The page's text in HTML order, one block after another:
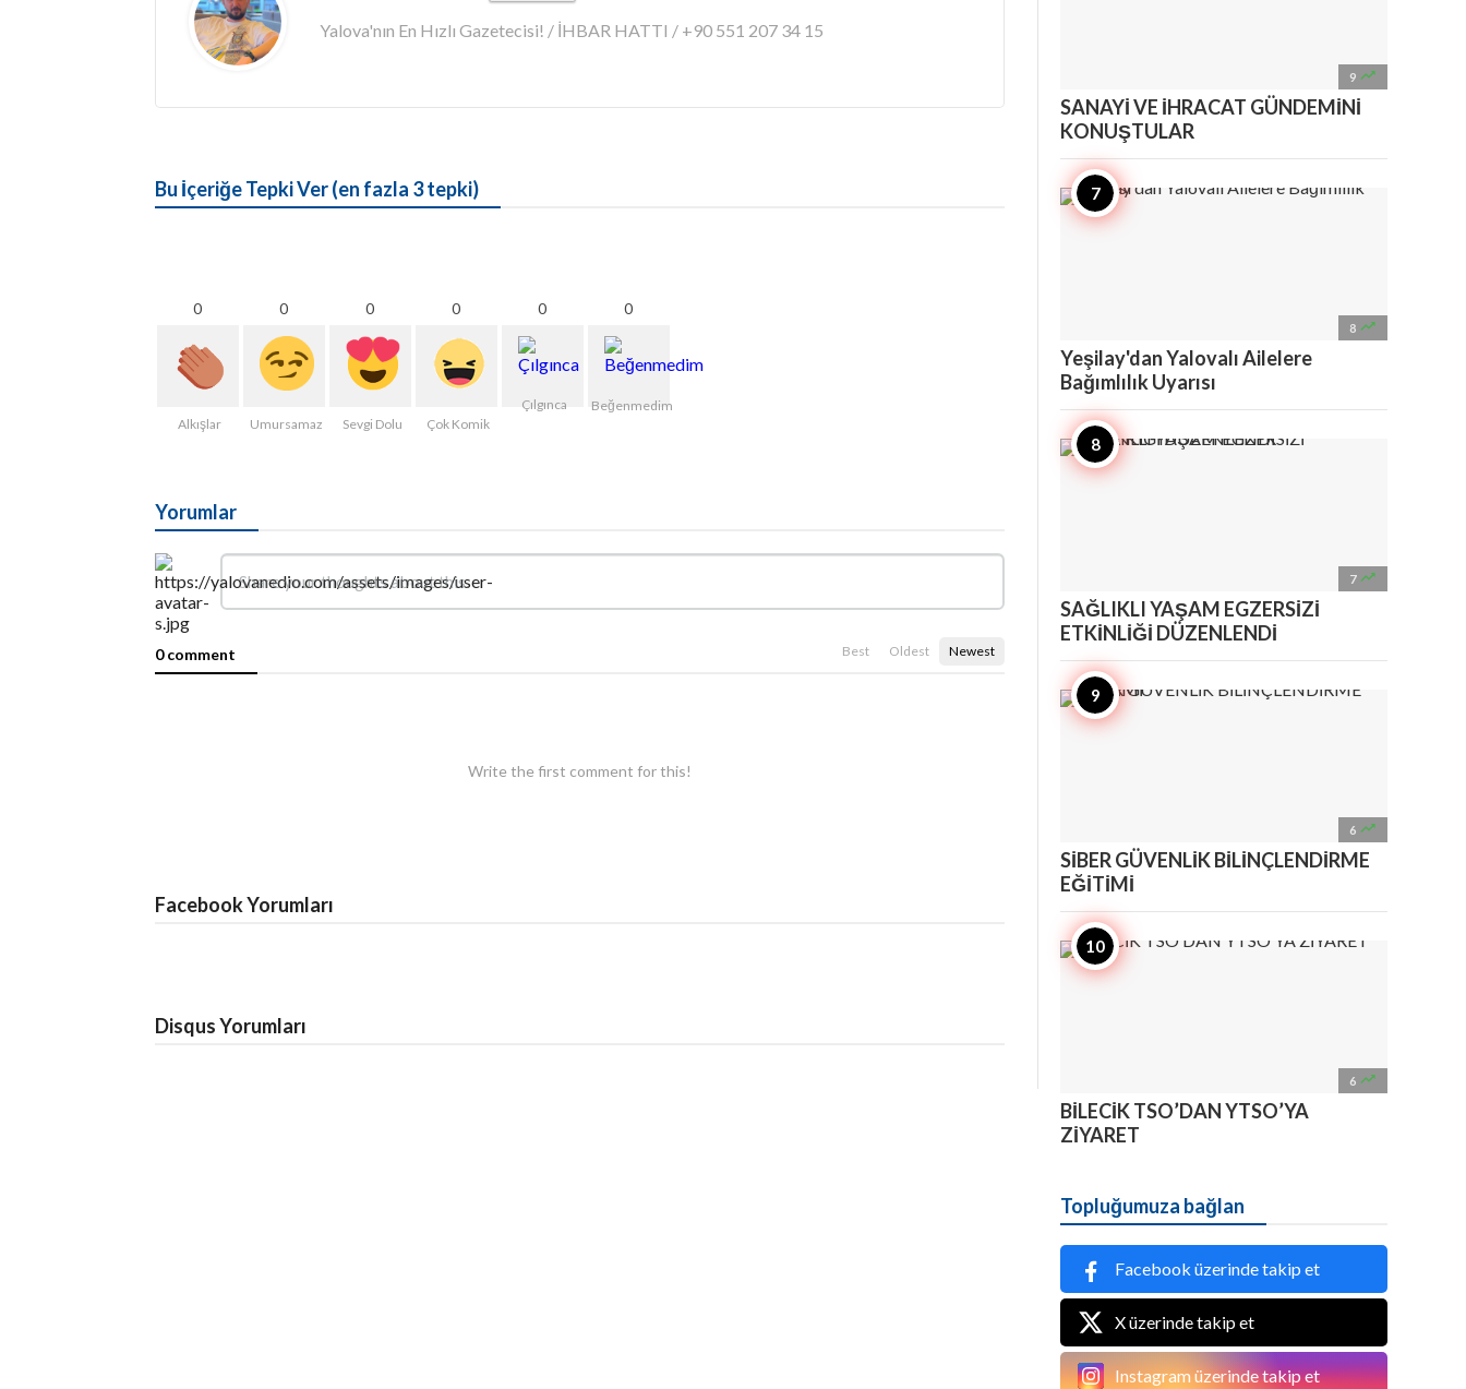
Yalova'nın En Hızlı Gazetecisi! / İHBAR HATTI / +90 551 207 34 15
Bu İçeriğe Tepki Ver (en fazla 3 tepki)
0
Alkışlar
0
Umursamaz
0
Sevgi Dolu
0
Çok Komik
0
Çılgınca
0
Beğenmedim
Yorumlar
0 comment Best Oldest Newest
Write the first comment for this!
Facebook Yorumları
Disqus Yorumları
9 
SANAYİ VE İHRACAT GÜNDEMİNİ
KONUŞTULAR
8 
Yeşilay'dan Yalovalı Ailelere
Bağımlılık Uyarısı
7 
SAĞLIKLI YAŞAM EGZERSİZİ
ETKİNLİĞİ DÜZENLENDİ
6 
SİBER GÜVENLİK BİLİNÇLENDİRME
EĞİTİMİ
6 
BİLECİK TSO’DAN YTSO’YA
ZİYARET
Topluğumuza bağlan
Facebook üzerinde takip et
X üzerinde takip et
Instagram üzerinde takip et